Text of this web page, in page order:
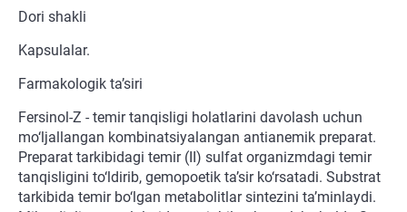
Dori shakli
Kapsulalar.
Farmakologik ta’siri
Fersinol-Z - temir tanqisligi holatlarini davolash uchun
mo‘ljallangan kombinatsiyalangan antianemik preparat.
Preparat tarkibidagi temir (II) sulfat organizmdagi temir
tanqisligini to‘ldirib, gemopoetik ta’sir ko‘rsatadi. Substrat
tarkibida temir bo‘lgan metabolitlar sintezini ta’minlaydi.